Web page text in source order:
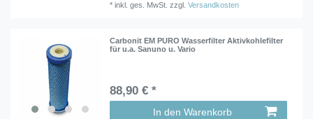
*inkl. ges. MwSt. zzgl.Versandkosten
Carbonit EM PURO Wasserfilter Aktivkohlefilter
für u.a. Sanuno u. Vario
88,90 € *
In den Warenkorb